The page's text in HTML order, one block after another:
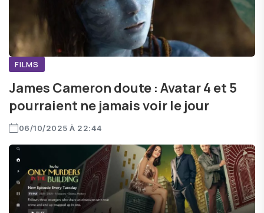
FILMS
James Cameron doute : Avatar 4 et 5
pourraient ne jamais voir le jour
06/10/2025 À 22:44